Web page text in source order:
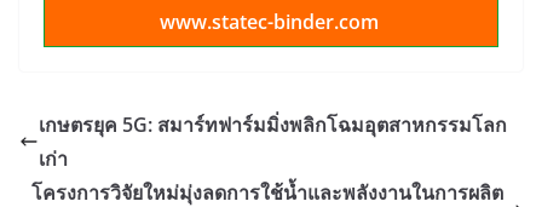
www.statec-binder.com
เกษตรยุค 5G: สมาร์ทฟาร์มมิ่งพลิกโฉมอุตสาหกรรมโลก
เก่า
โครงการวิจัยใหม่มุ่งลดการใช้น้ำและพลังงานในการผลิต